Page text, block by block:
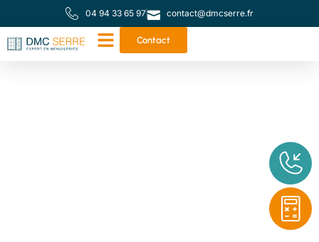
04 94 33 65 97 contact@dmcserre.fr
Contact
Votre partenaire de
proximité pour toutes